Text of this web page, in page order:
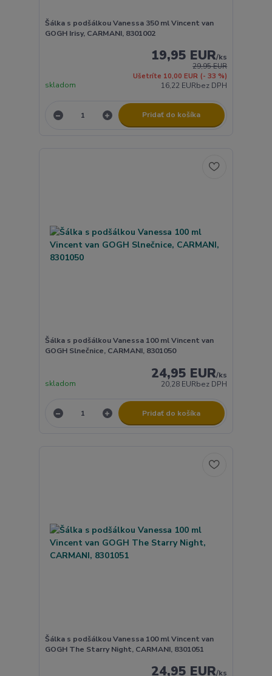
Šálka s podšálkou Vanessa 350 ml Vincent van
GOGH Irisy, CARMANI, 8301002
29,95 EUR
Ušetríte 10,00 EUR (- 33 %)
19,95 EUR/ks
16,22 EURbez DPH
skladom
Pridať do košíka
Šálka s podšálkou Vanessa 100 ml Vincent van
GOGH Slnečnice, CARMANI, 8301050
24,95 EUR/ks
20,28 EURbez DPH
skladom
Pridať do košíka
Šálka s podšálkou Vanessa 100 ml Vincent van
GOGH The Starry Night, CARMANI, 8301051
24,95 EUR/ks